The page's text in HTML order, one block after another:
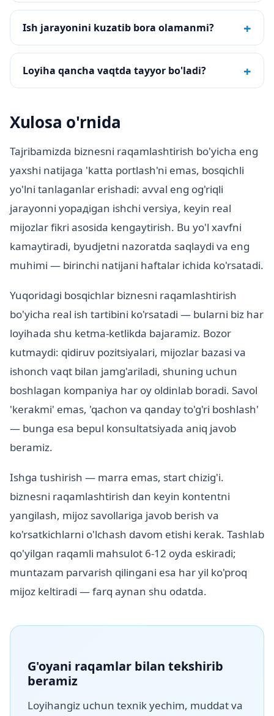
Ish jarayonini kuzatib bora olamanmi? +
Loyiha qancha vaqtda tayyor bo'ladi? +
Xulosa o'rnida
Tajribamizda biznesni raqamlashtirish bo'yicha eng
yaxshi natijaga 'katta portlash'ni emas, bosqichli
yo'lni tanlaganlar erishadi: avval eng og'riqli
jarayonni yopадigan ishchi versiya, keyin real
mijozlar fikri asosida kengaytirish. Bu yo'l xavfni
kamaytiradi, byudjetni nazoratda saqlaydi va eng
muhimi — birinchi natijani haftalar ichida ko'rsatadi.
Yuqoridagi bosqichlar biznesni raqamlashtirish
bo'yicha real ish tartibini ko'rsatadi — bularni biz har
loyihada shu ketma-ketlikda bajaramiz. Bozor
kutmaydi: qidiruv pozitsiyalari, mijozlar bazasi va
ishonch vaqt bilan jamg'ariladi, shuning uchun
boshlagan kompaniya har oy oldinlab boradi. Savol
'kerakmi' emas, 'qachon va qanday to'g'ri boshlash'
— bunga esa bepul konsultatsiyada aniq javob
beramiz.
Ishga tushirish — marra emas, start chizig'i.
biznesni raqamlashtirish dan keyin kontentni
yangilash, mijoz savollariga javob berish va
ko'rsatkichlarni o'lchash davom etishi kerak. Tashlab
qo'yilgan raqamli mahsulot 6-12 oyda eskiradi;
muntazam parvarish qilingani esa har yil ko'proq
mijoz keltiradi — farq aynan shu odatda.
G'oyani raqamlar bilan tekshirib
beramiz
Loyihangiz uchun texnik yechim, muddat va